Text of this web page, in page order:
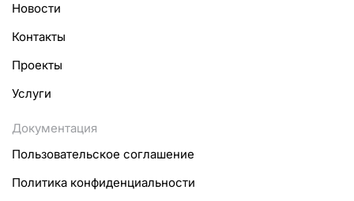
Новости
Контакты
Проекты
Услуги
Документация
Пользовательское соглашение
Политика конфиденциальности